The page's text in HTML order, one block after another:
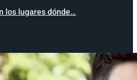
los lugares dónde…